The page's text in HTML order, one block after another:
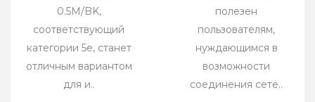
0.5M/BK,
соответствующий
категории 5e, станет
отличным вариантом
для и..
полезен
пользователям,
нуждающимся в
возможности
соединения сете..